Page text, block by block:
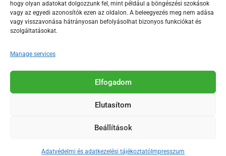
hogy olyan adatokat dolgozzunk fel, mint például a böngészési szokások
vagy az egyedi azonosítók ezen az oldalon. A beleegyezés meg nem adása
vagy visszavonása hátrányosan befolyásolhat bizonyos funkciókat és
szolgáltatásokat.
Manage services
Elfogadom
Elutasítom
Beállítások
Adatvédelmi és adatkezelési tájékoztató Impresszum
a
c
e
o
o
-
o
u
t
b
e
s
r
i
k
Az Érd Média médiaszolgáltatási tevékenységét a
Médiatanács a Magyar Média Mecenatúra program
2018-2026. © Minden jog fenntartva, Érd Megyei Jogú Város